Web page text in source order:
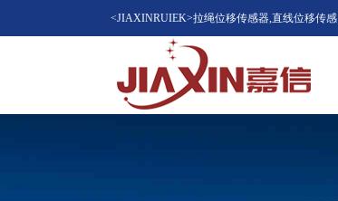
<JIAXINRUIEK>拉绳位移传感器,直线位移传感
器（位移计），磁致伸缩位移传感器，LVDT位
移传感器知名品牌供应商